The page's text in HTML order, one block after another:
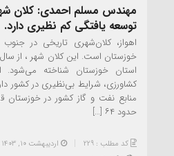
مهندس مسلم احمدی: کلان
توسعه یافتگی کم نظیری دارد.
اهواز، کلان‌شهری تاریخی در
استان خوزستان شناخته می‌شود.
منابع نفت و گاز کشور در خوزستان
حدود ۶۴ […]
کد مطلب : 229
اردیبهشت ۱۰, ۱۴۰۳ - 4:23 ب.ظ